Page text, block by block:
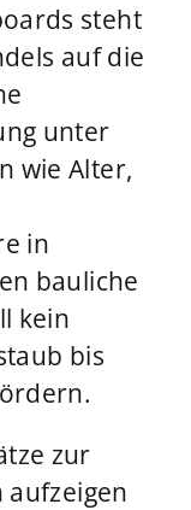
steht
auf die
unter
wie Alter,
in
bauliche
kein
bis
zur